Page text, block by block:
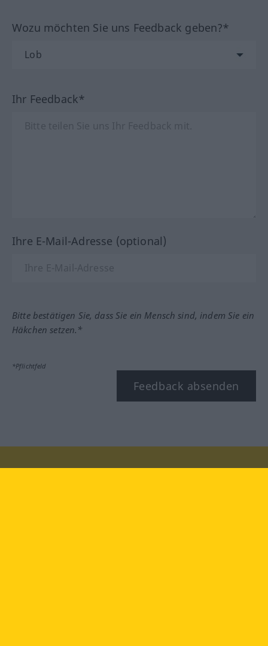
Wozu möchten Sie uns Feedback geben?*
Ihr Feedback*
Ihre E-Mail-Adresse (optional)
Bitte bestätigen Sie, dass Sie ein Mensch sind, indem Sie ein
Häkchen setzen.*
*Pflichtfeld
Feedback absenden